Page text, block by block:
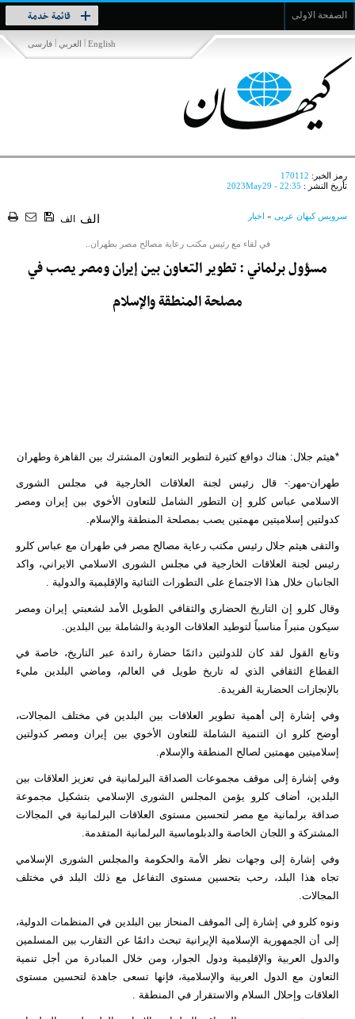
الصفحة الاولى قائمة خدمة
Toggle
navigation
فارسی | العربي | English
رمز الخبر: 170112
تأريخ النشر : 2023May29 - 22:35
سرویس کیهان عربی » اخبار الف الف
في لقاء مع رئيس مكتب رعاية مصالح مصر بطهران..
مسؤول برلماني : تطوير التعاون بين إيران ومصر يصب في
مصلحة المنطقة والإسلام
*هيثم جلال: هناك دوافع كثيرة لتطوير التعاون المشترك بين القاهرة وطهران
طهران-مهر:- قال رئيس لجنة العلاقات الخارجية في مجلس الشورى
الاسلامي عباس كلرو إن التطور الشامل للتعاون الأخوي بين إيران ومصر
كدولتين إسلاميتين مهمتين يصب بمصلحة المنطقة والإسلام.
والتقى هيثم جلال رئيس مكتب رعاية مصالح مصر في طهران مع عباس كلرو
رئيس لجنة العلاقات الخارجية في مجلس الشورى الاسلامي الايراني، واكد
الجانبان خلال هذا الاجتماع على التطورات الثنائية والإقليمية والدولية .
وقال كلرو إن التاريخ الحضاري والثقافي الطويل الأمد لشعبتي إيران ومصر
سيكون منبراً مناسباً لتوطيد العلاقات الودية والشاملة بين البلدين.
وتابع القول لقد كان للدولتين دائمًا حضارة رائدة عبر التاريخ، خاصة في
القطاع الثقافي الذي له تاريخ طويل في العالم، وماضي البلدين مليء
بالإنجازات الحضارية الفريدة.
وفي إشارة إلى أهمية تطوير العلاقات بين البلدين في مختلف المجالات،
أوضح كلرو ان التنمية الشاملة للتعاون الأخوي بين إيران ومصر كدولتين
إسلاميتين مهمتين لصالح المنطقة والإسلام.
وفي إشارة إلى موقف مجموعات الصداقة البرلمانية في تعزيز العلاقات بين
البلدين، أضاف كلرو يؤمن المجلس الشورى الإسلامي بتشكيل مجموعة
صداقة برلمانية مع مصر لتحسين مستوى العلاقات البرلمانية في المجالات
المشتركة و اللجان الخاصة والدبلوماسية البرلمانية المتقدمة.
وفي إشارة إلى وجهات نظر الأمة والحكومة والمجلس الشورى الإسلامي
تجاه هذا البلد، رحب بتحسين مستوى التفاعل مع ذلك البلد في مختلف
المجالات.
ونوه كلرو في إشارة إلى الموقف المنحاز بين البلدين في المنظمات الدولية،
إلى أن الجمهورية الإسلامية الإيرانية تبحث دائمًا عن التقارب بين المسلمين
والدول العربية والإقليمية ودول الجوار، ومن خلال المبادرة من أجل تنمية
التعاون مع الدول العربية والإسلامية، فإنها تسعى جاهدة لتحسين مستوى
العلاقات وإحلال السلام والاستقرار في المنطقة .